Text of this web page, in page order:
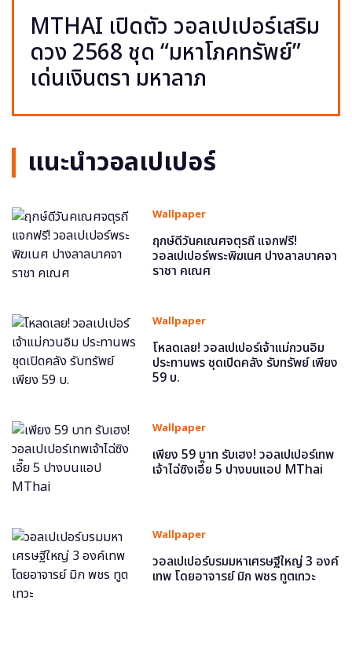
MTHAI เปิดตัว วอลเปเปอร์เสริม
ดวง 2568 ชุด “มหาโภคทรัพย์”
เด่นเงินตรา มหาลาภ
แนะนำวอลเปเปอร์
Wallpaper
ฤกษ์ดีวันคเณศจตุรถี แจกฟรี!
วอลเปเปอร์พระพิฆเนศ ปางลาลบาคจา
ราชา คเณศ
Wallpaper
โหลดเลย! วอลเปเปอร์เจ้าแม่กวนอิม
ประทานพร ชุดเปิดคลัง รับทรัพย์ เพียง
59 บ.
Wallpaper
เพียง 59 บาท รับเฮง! วอลเปเปอร์เทพ
เจ้าไฉ่ซิงเอี๊ย 5 ปางบนแอป MThai
Wallpaper
วอลเปเปอร์บรมมหาเศรษฐีใหญ่ 3 องค์
เทพ โดยอาจารย์ มิก พชร ทูตเทวะ